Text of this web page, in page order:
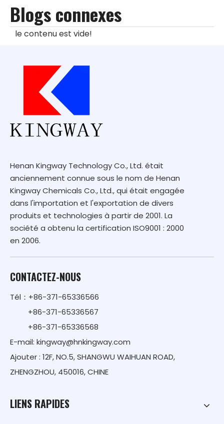
Blogs connexes
le contenu est vide!
Henan Kingway Technology Co., Ltd. était
anciennement connue sous le nom de Henan
Kingway Chemicals Co., Ltd., qui était engagée
dans l'importation et l'exportation de divers
produits et technologies à partir de 2001. La
société a obtenu la certification ISO9001 : 2000
en 2006.
CONTACTEZ-NOUS
Tél：+86-371-65336566
+86-371-65336567
+86-371-65336568
E-mail: kingway@hnkingway.com
Ajouter : 12F, NO.5, SHANGWU WAIHUAN ROAD,
ZHENGZHOU, 450016, CHINE
LIENS RAPIDES